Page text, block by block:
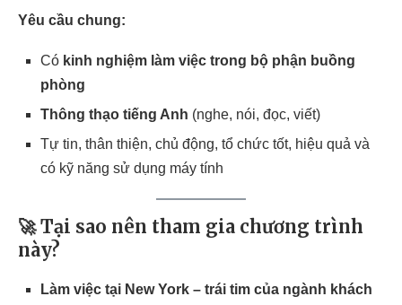
Yêu cầu chung:
Có kinh nghiệm làm việc trong bộ phận buồng
phòng
Thông thạo tiếng Anh (nghe, nói, đọc, viết)
Tự tin, thân thiện, chủ động, tổ chức tốt, hiệu quả và
có kỹ năng sử dụng máy tính
🚀 Tại sao nên tham gia chương trình
này?
Làm việc tại New York – trái tim của ngành khách